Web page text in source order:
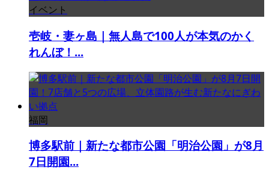
イベント
壱岐・妻ヶ島｜無人島で100人が本気のかく
れんぼ！...
福岡
博多駅前｜新たな都市公園「明治公園」が8月
7日開園...